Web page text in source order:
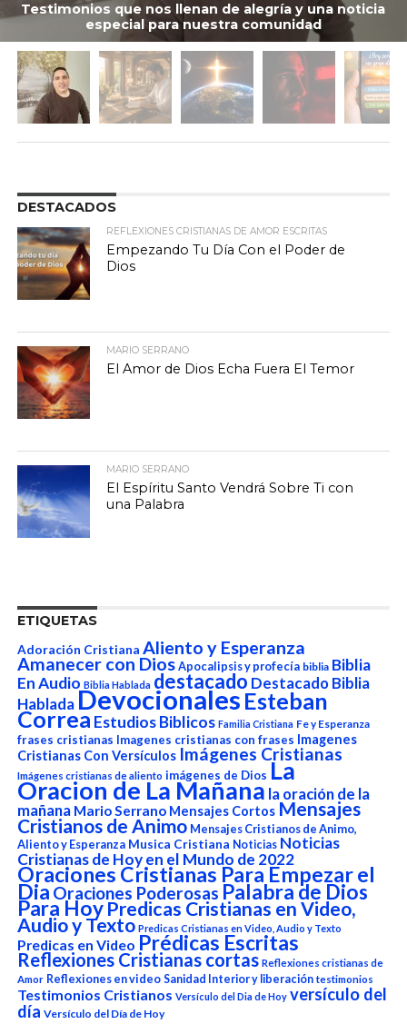
Testimonios que nos llenan de alegría y una noticia
especial para nuestra comunidad
DESTACADOS
REFLEXIONES CRISTIANAS DE AMOR ESCRITAS
Empezando Tu Día Con el Poder de
Dios
MARIO SERRANO
El Amor de Dios Echa Fuera El Temor
MARIO SERRANO
El Espíritu Santo Vendrá Sobre Ti con
una Palabra
ETIQUETAS
Adoración Cristiana Aliento y Esperanza
Amanecer con Dios Apocalipsis y profecía biblia Biblia
En Audio Biblia Hablada destacado Destacado Biblia
HabladaDevocionalesEsteban
Correa Estudios Biblicos Familia Cristiana Fe y Esperanza
frases cristianas Imagenes cristianas con frases Imagenes
Cristianas Con Versículos Imágenes Cristianas
Imágenes cristianas de aliento imágenes de Dios La
Oracion de La Mañana la oración de la
mañana Mario Serrano Mensajes Cortos Mensajes
Cristianos de Animo Mensajes Cristianos de Animo,
Aliento y Esperanza Musica Cristiana Noticias Noticias
Cristianas de Hoy en el Mundo de 2022
Oraciones Cristianas Para Empezar el
Dia Oraciones Poderosas Palabra de Dios
Para Hoy Predicas Cristianas en Video,
Audio y Texto Predicas Cristianas en Video, Audio y Texto
Predicas en Video Prédicas Escritas
Reflexiones Cristianas cortas Reflexiones cristianas de
Amor Reflexiones en video Sanidad Interior y liberación testimonios
Testimonios Cristianos Versículo del Dia de Hoy versículo del
día Versículo del Día de Hoy